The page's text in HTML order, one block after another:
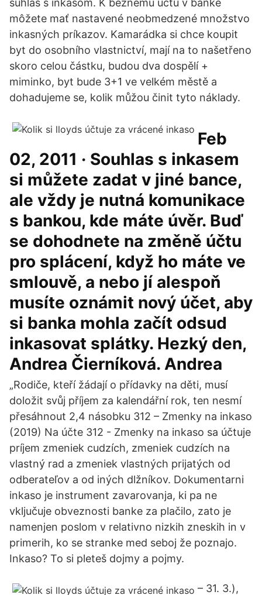
súhlas s inkasom. K bežnému účtu v banke
môžete mať nastavené neobmedzené množstvo
inkasných príkazov. Kamarádka si chce koupit
byt do osobního vlastnictví, mají na to našetřeno
skoro celou částku, budou dva dospělí +
miminko, byt bude 3+1 ve velkém městě a
dohadujeme se, kolik můžou činit tyto náklady.
Feb
02, 2011 · Souhlas s inkasem
si můžete zadat v jiné bance,
ale vždy je nutná komunikace
s bankou, kde máte úvěr. Buď
se dohodnete na změně účtu
pro splácení, když ho máte ve
smlouvě, a nebo jí alespoň
musíte oznámit nový účet, aby
si banka mohla začít odsud
inkasovat splátky. Hezký den,
Andrea Čierníková. Andrea
„Rodiče, kteří žádají o přídavky na děti, musí
doložit svůj příjem za kalendářní rok, ten nesmí
přesáhnout 2,4 násobku 312 – Zmenky na inkaso
(2019) Na účte 312 - Zmenky na inkaso sa účtuje
príjem zmeniek cudzích, zmeniek cudzích na
vlastný rad a zmeniek vlastných prijatých od
odberateľov a od iných dlžníkov. Dokumentarni
inkaso je instrument zavarovanja, ki pa ne
vključuje obveznosti banke za plačilo, zato je
namenjen poslom v relativno nizkih zneskih in v
primerih, ko se stranke med seboj že poznajo.
Inkaso? To si pleteš dojmy a pojmy.
– 31. 3.),